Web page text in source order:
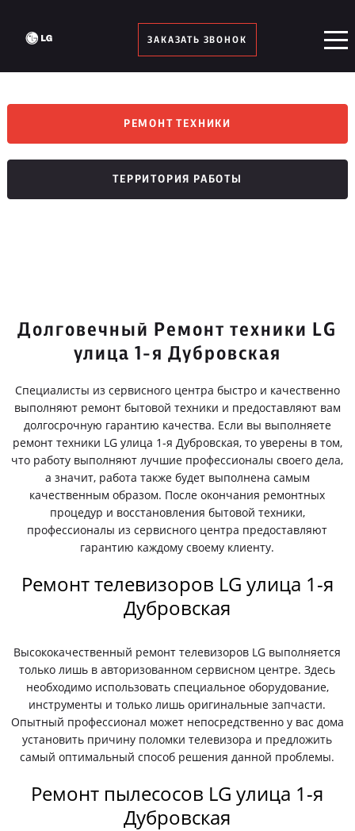
ЗАКАЗАТЬ ЗВОНОК
РЕМОНТ ТЕХНИКИ
ТЕРРИТОРИЯ РАБОТЫ
Долговечный Ремонт техники LG
улица 1-я Дубровская
Специалисты из сервисного центра быстро и качественно
выполняют ремонт бытовой техники и предоставляют вам
долгосрочную гарантию качества. Если вы выполняете
ремонт техники LG улица 1-я Дубровская, то уверены в том,
что работу выполняют лучшие профессионалы своего дела,
а значит, работа также будет выполнена самым
качественным образом. После окончания ремонтных
процедур и восстановления бытовой техники,
профессионалы из сервисного центра предоставляют
гарантию каждому своему клиенту.
Ремонт телевизоров LG улица 1-я
Дубровская
Высококачественный ремонт телевизоров LG выполняется
только лишь в авторизованном сервисном центре. Здесь
необходимо использовать специальное оборудование,
инструменты и только лишь оригинальные запчасти.
Опытный профессионал может непосредственно у вас дома
установить причину поломки телевизора и предложить
самый оптимальный способ решения данной проблемы.
Ремонт пылесосов LG улица 1-я
Дубровская